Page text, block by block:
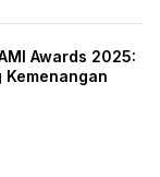
Awards 2025:
Kemenangan